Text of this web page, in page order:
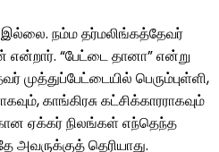
நம்ம தர்மலிங்கத்தேவர்
என்றார். “பேட்டை தானா” என்று
முத்துப்பேட்டையில் பெரும்புள்ளி,
காங்கிரசு கட்சிக்காரராகவும்
ஏக்கர் நிலங்கள் எந்தெந்த
தெரியாது.